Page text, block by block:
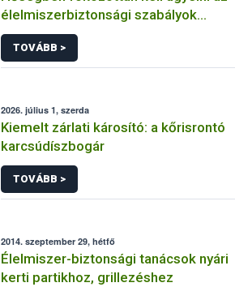
élelmiszerbiztonsági szabályok
betartására
TOVÁBB >
2026. július 1, szerda
Kiemelt zárlati károsító: a kőrisrontó
karcsúdíszbogár
TOVÁBB >
2014. szeptember 29, hétfő
Élelmiszer-biztonsági tanácsok nyári
kerti partikhoz, grillezéshez